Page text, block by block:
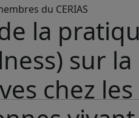
du CERIAS
la
sur
chez